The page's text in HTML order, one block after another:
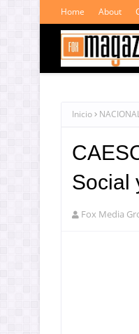
Home About
Inicio
Social
Fox Media